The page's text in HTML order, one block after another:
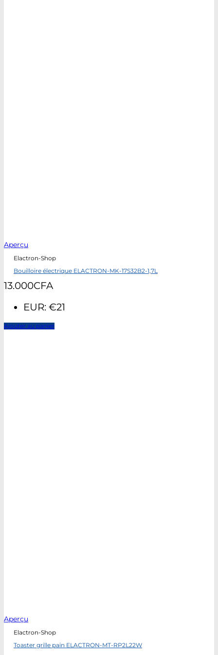
Aperçu
Elactron-Shop
Bouilloire électrique ELACTRON-MK-17S32B2-1,7L
13.000CFA
EUR: €21
Ajouter au panier
Aperçu
Elactron-Shop
Toaster grille pain ELACTRON-MT-RP2L22W